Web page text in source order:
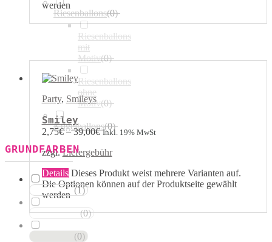
werden
Party, Smileys
Smiley
2,75€–39,00€ Inkl. 19% MwSt
zzgl.Liefergebühr
Details Dieses Produkt weist mehrere Varianten auf.
Die Optionen können auf der Produktseite gewählt
werden
Riesenballons(0)
Riesenballons
mit
Motiv(0)
Riesenballons
ohne
Motiv(0)
Kugelballons(0)
GRUNDFARBEN
Weisstöne (1)
Transparent (0)
(0)